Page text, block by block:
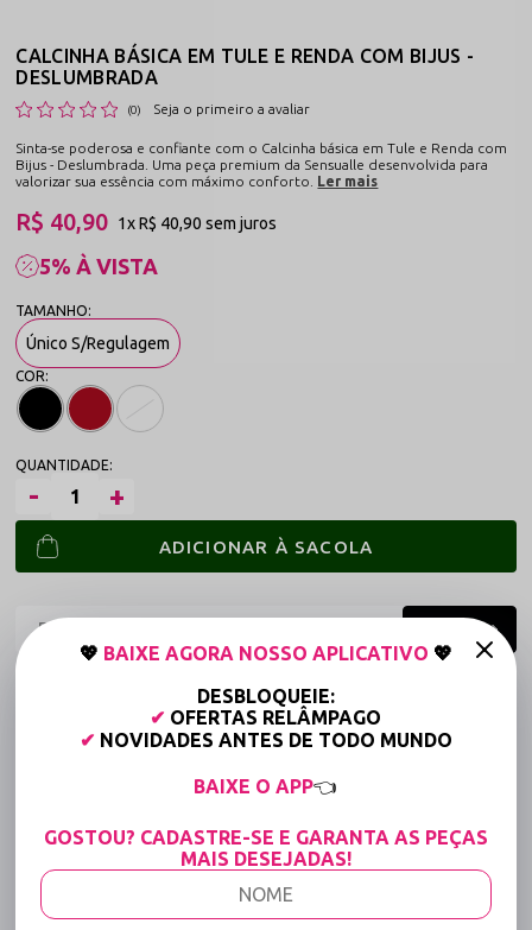
CALCINHA BÁSICA EM TULE E RENDA COM BIJUS -
DESLUMBRADA
(0) Seja o primeiro a avaliar
Sinta-se poderosa e confiante com o Calcinha básica em Tule e Renda com
Bijus - Deslumbrada. Uma peça premium da Sensualle desenvolvida para
valorizar sua essência com máximo conforto.
Ler mais
5% À VISTA
R$ 40,90 1xR$ 40,90sem juros
Único S/Regulagem
ADICIONAR À SACOLA
Frete grátis a partir de R$149,90 (Varejo)*
Até 6x Sem Juros (Varejo)
Tabela de medidas
Compartilhe:
💖 BAIXE AGORA NOSSO APLICATIVO 💖
DESBLOQUEIE:
✔ OFERTAS RELÂMPAGO
✔ NOVIDADES ANTES DE TODO MUNDO
BAIXE O APP👈
GOSTOU? CADASTRE-SE E GARANTA AS PEÇAS
MAIS DESEJADAS!